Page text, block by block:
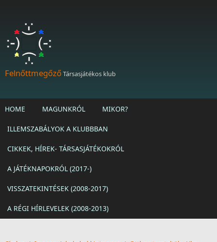
FelnőttmegőzőTársasjátékos klub
HOME MAGUNKRÓL MIKOR?
ILLEMSZABÁLYOK A KLUBBBAN
CIKKEK, HÍREK- TÁRSASJÁTÉKOKRÓL
A JÁTÉKNAPOKRÓL (2017-)
VISSZATEKINTÉSEK (2008-2017)
A RÉGI HÍRLEVELEK (2008-2013)